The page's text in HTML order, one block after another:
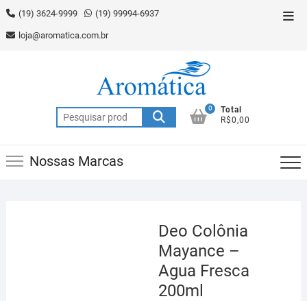
Skip
content
(19) 3624-9999 (19) 99994-6937
loja@aromatica.com.br
Pesquisar
por:
0
Total
R$0,00
Nossas Marcas
Deo Colônia
Mayance –
Agua Fresca
200ml